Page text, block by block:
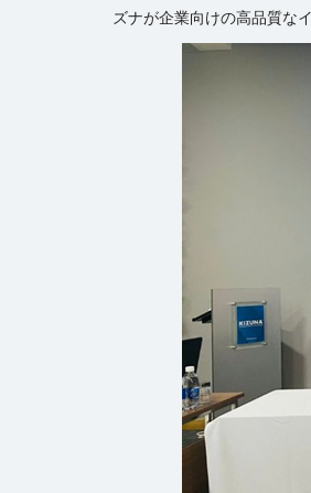
ズナが企業向けの高品質な